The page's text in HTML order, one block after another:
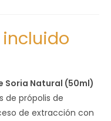
Soria Natural (50ml)
de própolis de
de extracción con